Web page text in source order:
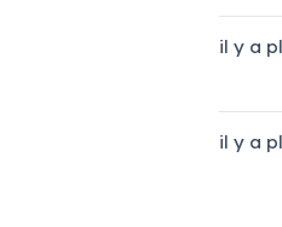
il y a
il y a